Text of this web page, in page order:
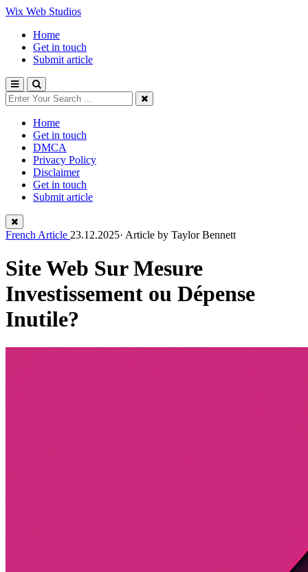
Wix Web Studios
Home
Get in touch
Submit article
Home
Get in touch
DMCA
Privacy Policy
Disclaimer
Get in touch
Submit article
French Article 23.12.2025· Article by Taylor Bennett
Site Web Sur Mesure
Investissement ou Dépense
Inutile?